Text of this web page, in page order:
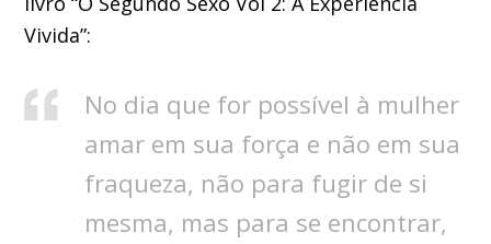
Vivida”:
No dia que for possível à mulher
amar em sua força e não em sua
fraqueza, não para fugir de si
mesma, mas para se encontrar,